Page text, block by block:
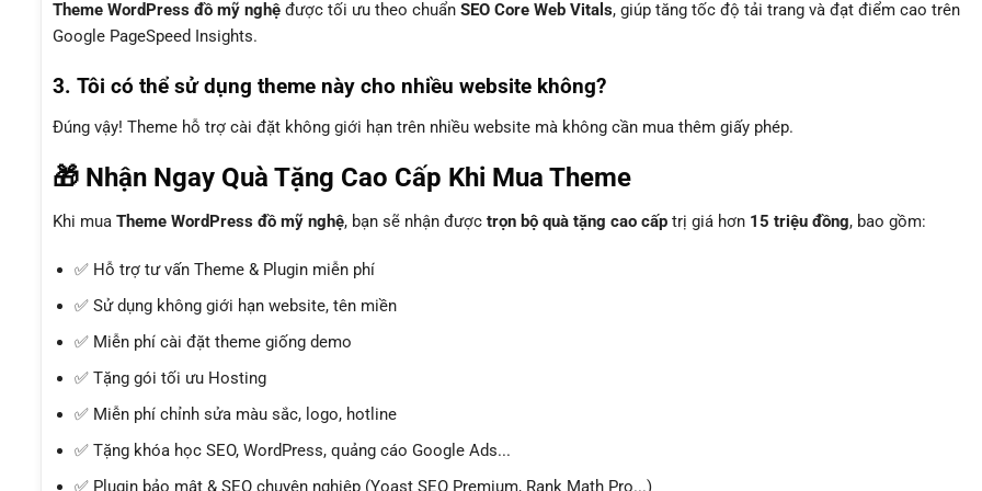
Theme WordPress đồ mỹ nghệ được tối ưu theo chuẩn SEO Core Web Vitals, giúp tăng tốc độ tải trang và đạt điểm cao trên
Google PageSpeed Insights.
3. Tôi có thể sử dụng theme này cho nhiều website không?
Đúng vậy! Theme hỗ trợ cài đặt không giới hạn trên nhiều website mà không cần mua thêm giấy phép.
🎁 Nhận Ngay Quà Tặng Cao Cấp Khi Mua Theme
Khi mua Theme WordPress đồ mỹ nghệ, bạn sẽ nhận được trọn bộ quà tặng cao cấp trị giá hơn 15 triệu đồng, bao gồm:
✅ Hỗ trợ tư vấn Theme & Plugin miễn phí
✅ Sử dụng không giới hạn website, tên miền
✅ Miễn phí cài đặt theme giống demo
✅ Tặng gói tối ưu Hosting
✅ Miễn phí chỉnh sửa màu sắc, logo, hotline
✅ Tặng khóa học SEO, WordPress, quảng cáo Google Ads...
✅ Plugin bảo mật & SEO chuyên nghiệp (Yoast SEO Premium, Rank Math Pro...)